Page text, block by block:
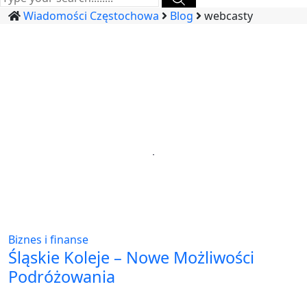
Wiadomości Częstochowa Blog webcasty
Biznes i finanse
Śląskie Koleje – Nowe Możliwości
Podróżowania